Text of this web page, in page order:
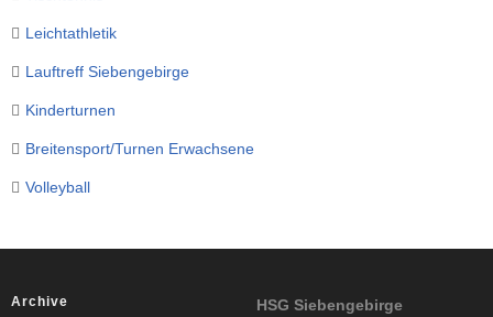
Leichtathletik
Lauftreff Siebengebirge
Kinderturnen
Breitensport/Turnen Erwachsene
Volleyball
Archive
HSG Siebengebirge